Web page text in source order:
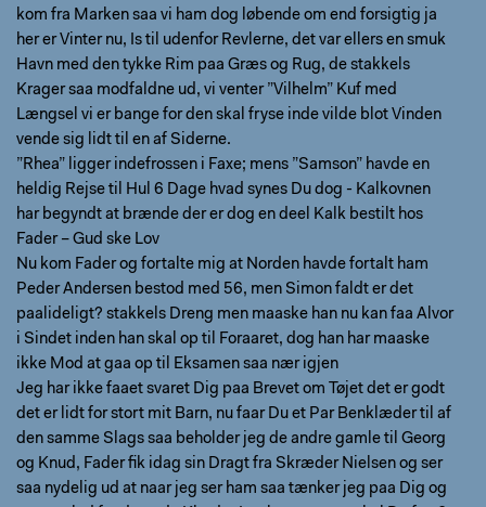
kom fra Marken saa vi ham dog løbende om end forsigtig ja
her er Vinter nu, Is til udenfor Revlerne, det var ellers en smuk
Havn med den tykke Rim paa Græs og Rug, de stakkels
Krager saa modfaldne ud, vi venter ”Vilhelm” Kuf med
Længsel vi er bange for den skal fryse inde vilde blot Vinden
vende sig lidt til en af Siderne.
”Rhea” ligger indefrossen i Faxe; mens ”Samson” havde en
heldig Rejse til Hul 6 Dage hvad synes Du dog - Kalkovnen
har begyndt at brænde der er dog en deel Kalk bestilt hos
Fader – Gud ske Lov
Nu kom Fader og fortalte mig at Norden havde fortalt ham
Peder Andersen bestod med 56, men Simon faldt er det
paalideligt? stakkels Dreng men maaske han nu kan faa Alvor
i Sindet inden han skal op til Foraaret, dog han har maaske
ikke Mod at gaa op til Eksamen saa nær igjen
Jeg har ikke faaet svaret Dig paa Brevet om Tøjet det er godt
det er lidt for stort mit Barn, nu faar Du et Par Benklæder til af
den samme Slags saa beholder jeg de andre gamle til Georg
og Knud, Fader fik idag sin Dragt fra Skræder Nielsen og ser
saa nydelig ud at naar jeg ser ham saa tænker jeg paa Dig og